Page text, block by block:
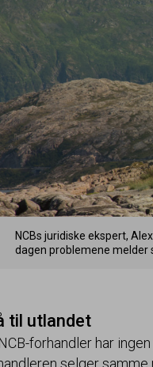
NCBs juridiske ekspert,
dagen problemene melder
til utlandet
forhandler har
selger